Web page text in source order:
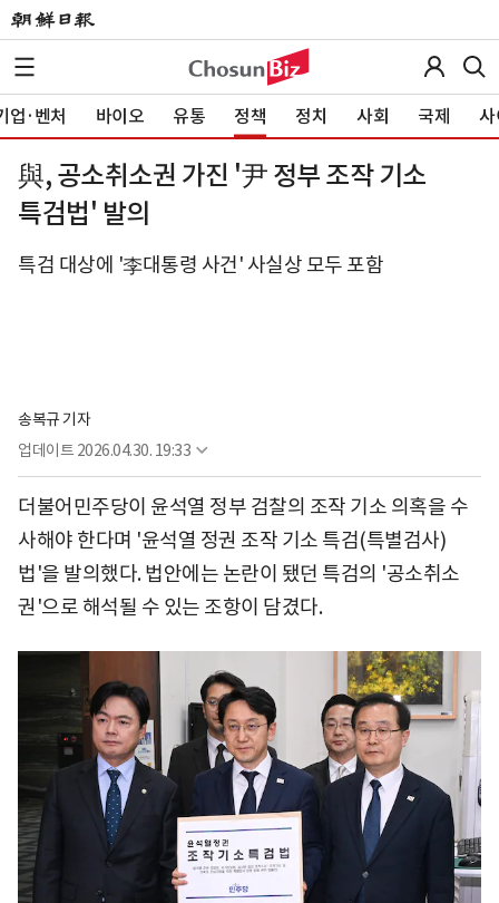
업·벤처 바이오 유통 정책 정치 사회 국제 사
與, 공소취소권 가진 '尹 정부 조작 기소
특검법' 발의
특검 대상에 '李대통령 사건' 사실상 모두 포함
송복규 기자
업데이트 2026.04.30. 19:33
더불어민주당이 윤석열 정부 검찰의 조작 기소 의혹을 수
사해야 한다며 '윤석열 정권 조작 기소 특검(특별검사)
법'을 발의했다. 법안에는 논란이 됐던 특검의 '공소취소
권'으로 해석될 수 있는 조항이 담겼다.